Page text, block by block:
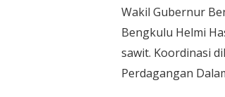
Wakil Gubernur
Bengkulu Helmi
sawit. Koordinasi
Perdagangan